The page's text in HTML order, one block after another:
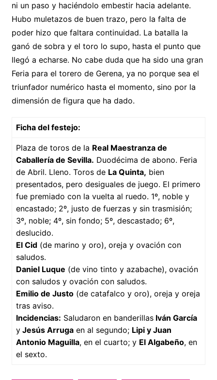
ni un paso y haciéndolo embestir hacia adelante.
Hubo muletazos de buen trazo, pero la falta de
poder hizo que faltara continuidad. La batalla la
ganó de sobra y el toro lo supo, hasta el punto que
llegó a echarse. No cabe duda que ha sido una gran
Feria para el torero de Gerena, ya no porque sea el
triunfador numérico hasta el momento, sino por la
dimensión de figura que ha dado.
Ficha del festejo:
Plaza de toros de la Real Maestranza de
Caballería de Sevilla. Duodécima de abono. Feria
de Abril. Lleno. Toros de La Quinta, bien
presentados, pero desiguales de juego. El primero
fue premiado con la vuelta al ruedo. 1º, noble y
encastado; 2º, justo de fuerzas y sin trasmisión;
3º, noble; 4º, sin fondo; 5º, descastado; 6º,
deslucido.
El Cid(de marino y oro), oreja y ovación con
saludos.
Daniel Luque (de vino tinto y azabache), ovación
con saludos y ovación con saludos.
Emilio de Justo(de catafalco y oro), oreja y oreja
tras aviso.
Incidencias: Saludaron en banderillasIván García
yJesús Arrugaen al segundo; Lipi y Juan
Antonio Maguilla, en el cuarto; y El Algabeño, en
el sexto.